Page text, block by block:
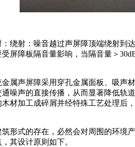
绕射：噪音越过声屏障顶端绕射到
屏障板隔音量影响，当隔音量＞
属声屏障采用穿孔金属面板、吸声
噪声的直接传播，从而显著降低轨
材加工成碎屑并经特殊工艺处理后
形式的存在，必然会对周围的环境
其设计原则如下。